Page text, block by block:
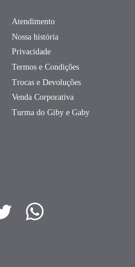
Atendimento
Nossa história
Privacidade
Termos e Condições
Trocas e Devoluções
Venda Corporativa
Turma do Giby e Gaby